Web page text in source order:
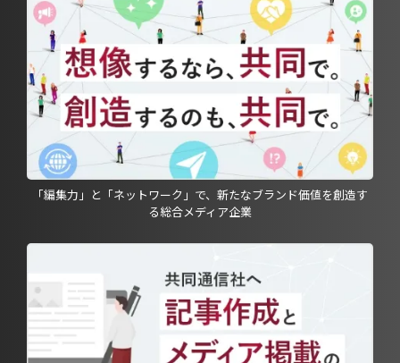
「編集力」と「ネットワーク」で、新たなブランド価値を創造す
る総合メディア企業